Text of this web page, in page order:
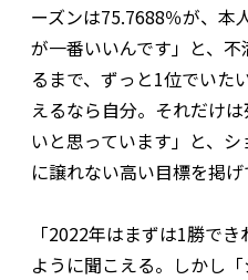
ーズンは75.7688％が、本
が一番いいんです」と、
るまで、ずっと1位でいた
えるなら自分。それだけ
いと思っています」と、
に譲れない高い目標を掲げ
「2022年はまずは1勝で
ように聞こえる。しかし